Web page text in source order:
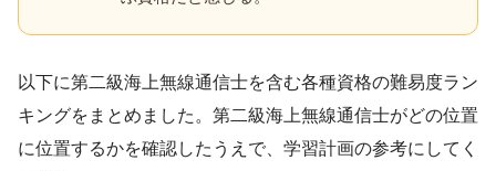
以下に第二級海上無線通信士を含む各種資格の難易度ラン
キングをまとめました。第二級海上無線通信士がどの位置
に位置するかを確認したうえで、学習計画の参考にしてく